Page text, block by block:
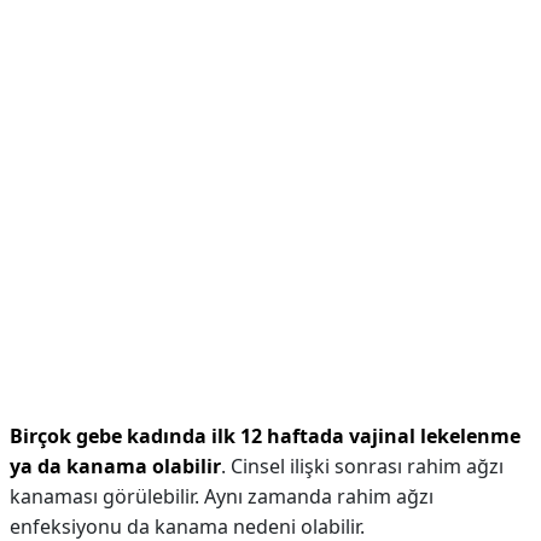
Birçok gebe kadında ilk 12 haftada vajinal lekelenme
ya da kanama olabilir. Cinsel ilişki sonrası rahim ağzı
kanaması görülebilir. Aynı zamanda rahim ağzı
enfeksiyonu da kanama nedeni olabilir.